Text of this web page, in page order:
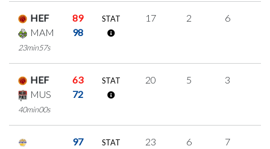
HEF
89
MAM
98
23min57s
STAT 17 2 6
HEF
63
MUS
72
40min00s
STAT 20 5 3
97 STAT 23 6 7